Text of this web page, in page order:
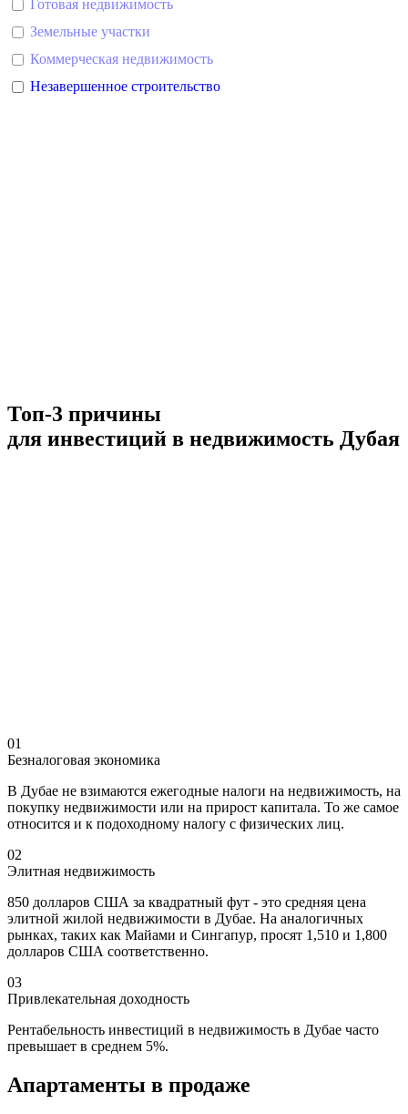
Готовая недвижимость
Земельные участки
Коммерческая недвижимость
Незавершенное строительство
Топ-3 причины
для инвестиций в недвижимость Дубая
01
Безналоговая экономика
В Дубае не взимаются ежегодные налоги на недвижимость, на
покупку недвижимости или на прирост капитала. То же самое
относится и к подоходному налогу с физических лиц.
02
Элитная недвижимость
850 долларов США за квадратный фут - это средняя цена
элитной жилой недвижимости в Дубае. На аналогичных
рынках, таких как Майами и Сингапур, просят 1,510 и 1,800
долларов США соответственно.
03
Привлекательная доходность
Рентабельность инвестиций в недвижимость в Дубае часто
превышает в среднем 5%.
Апартаменты в продаже